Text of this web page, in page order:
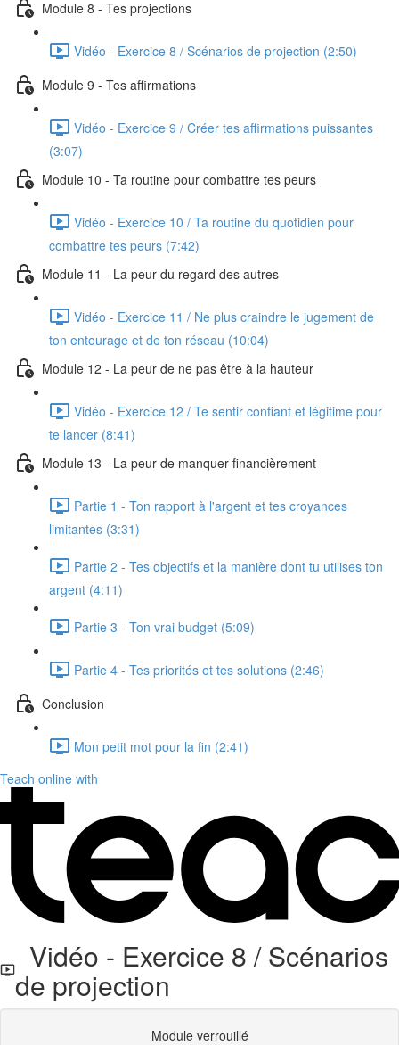
Module 8 - Tes projections
Vidéo - Exercice 8 / Scénarios de projection (2:50)
Module 9 - Tes affirmations
Vidéo - Exercice 9 / Créer tes affirmations puissantes
(3:07)
Module 10 - Ta routine pour combattre tes peurs
Vidéo - Exercice 10 / Ta routine du quotidien pour
combattre tes peurs (7:42)
Module 11 - La peur du regard des autres
Vidéo - Exercice 11 / Ne plus craindre le jugement de
ton entourage et de ton réseau (10:04)
Module 12 - La peur de ne pas être à la hauteur
Vidéo - Exercice 12 / Te sentir confiant et légitime pour
te lancer (8:41)
Module 13 - La peur de manquer financièrement
Partie 1 - Ton rapport à l'argent et tes croyances
limitantes (3:31)
Partie 2 - Tes objectifs et la manière dont tu utilises ton
argent (4:11)
Partie 3 - Ton vrai budget (5:09)
Partie 4 - Tes priorités et tes solutions (2:46)
Conclusion
Mon petit mot pour la fin (2:41)
Teach online with
Vidéo - Exercice 8 / Scénarios
de projection
Module verrouillé